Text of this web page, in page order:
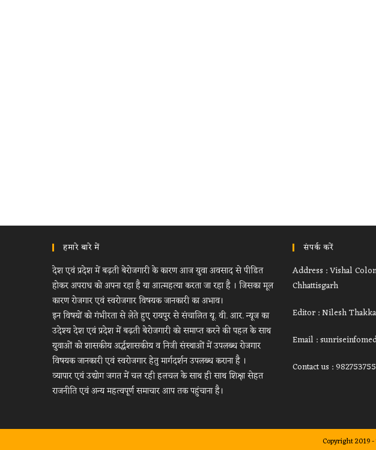
हमारे बारे में
देश एवं प्रदेश में बढ़ती बेरोजगारी के कारण आज युवा अवसाद से पीडित
होकर अपराध को अपना रहा है या आत्महत्या करता जा रहा है । जिसका मूल
कारण रोजगार एवं स्वरोजगार विषयक जानकारी का अभाव।
इन विषयों को गंभीरता से लेते हुए रायपुर से संचालित यू. वी. आर. न्यूज का
उदेश्य देश एवं प्रदेश में बढ़ती बेरोजगारी को समाप्त करने की पहल के साथ
युवाओं को शासकीय अर्द्धशासकीय व निजी संस्थाओं में उपलब्ध रोजगार
विषयक जानकारी एवं स्वरोजगार हेतु मार्गदर्शन उपलब्ध कराना है ।
व्यापार एवं उद्योग जगत में चल रही हलचल के साथ ही साथ शिक्षा सेहत
राजनीति एवं अन्य महत्वपूर्ण समाचार आप तक पहुंचाना है।
संपर्क करें
Address : Vishal
Chhattisgarh
Editor : Nilesh
Email :
Contact us :
Copyright 2019